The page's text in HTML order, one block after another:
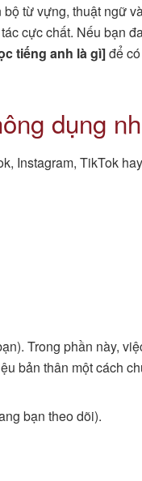
từ vựng, thuật ngữ
cực chất. Nếu bạn
tiếng anh là gì]để
dụng
Instagram, TikTok hay
Trong phần này,
bản thân một cách
bạn theo dõi).